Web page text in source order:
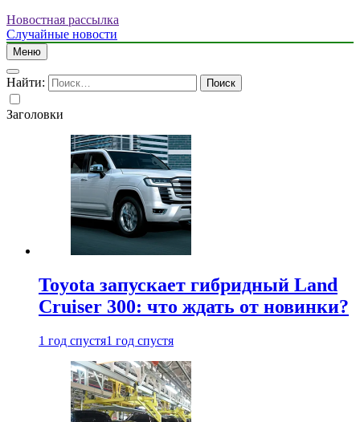
Новостная рассылка
Случайные новости
Меню
Найти:
Заголовки
Toyota запускает гибридный Land
Cruiser 300: что ждать от новинки?
1 год спустя1 год спустя